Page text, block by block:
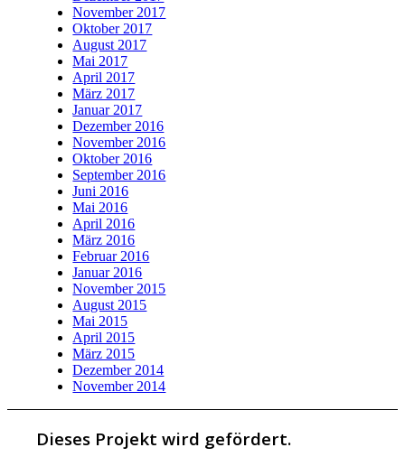
November 2017
Oktober 2017
August 2017
Mai 2017
April 2017
März 2017
Januar 2017
Dezember 2016
November 2016
Oktober 2016
September 2016
Juni 2016
Mai 2016
April 2016
März 2016
Februar 2016
Januar 2016
November 2015
August 2015
Mai 2015
April 2015
März 2015
Dezember 2014
November 2014
Dieses Projekt wird gefördert.